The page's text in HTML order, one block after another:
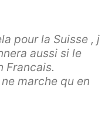
pour la Suisse , j
aussi si le
Francais.
marche qu en